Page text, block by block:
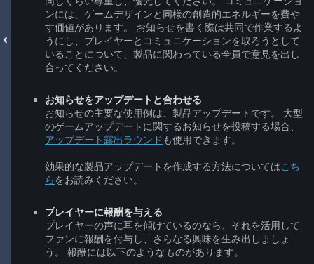
ンには、ゲームデザインと同様の創造的エネルギーを費や
す価値があります。 お知らせを書く際は共同で作業するよ
うにし、プレイヤーとコミュニケーションを取ろうとして
いることについて、製品に関わっている全員で意見を出し
合ってください。
お知らせをアップデートと合わせる
お知らせの主要な使用例は、製品アップデートです。 大型
のゲームアップデートに関するお知らせを投稿する場合、
アップデート露出ラウンド も使用できます。
効果的な製品アップデートを作成する方法についてはこち
らをお読みください。
プレイヤーに報酬を与える
プレイヤーの声に耳を傾けているのなら、それを活用して
ファンに報酬を付与し、さらなる興味を生み出しましょ
う。 報酬には以下のようなものがあります。